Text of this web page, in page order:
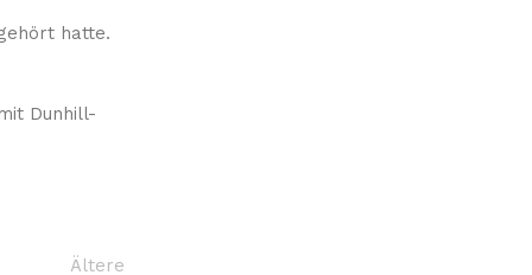
hatte.
Dunhill-
Ältere